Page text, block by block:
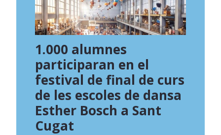
1.000 alumnes
participaran en el
festival de final de curs
de les escoles de dansa
Esther Bosch a Sant
Cugat